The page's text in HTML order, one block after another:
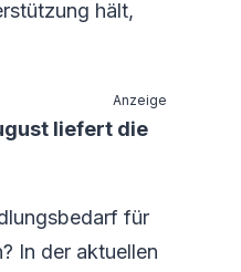
hält,
Anzeige
liefert die
für
In der aktuellen